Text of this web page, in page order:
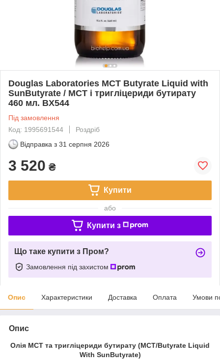
Douglas Laboratories MCT Butyrate Liquid with
SunButyrate / MCT і тригліцериди бутирату
460 мл. BX544
Під замовлення
Код: 1995691544
Роздріб
Відправка з 31 серпня 2026
3 520 ₴
Купити
або
Купити з
Що таке купити з Пром?
Замовлення під захистом
Опис Характеристики Доставка Оплата Умови
Опис
Олія МСТ та тригліцериди бутирату (MCT/Butyrate Liquid
With SunButyrate)